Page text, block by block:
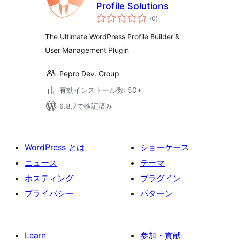
Profile Solutions
(0個
の
価
)
The Ultimate WordPress Profile Builder &
User Management Plugin
Pepro Dev. Group
有効インストール数: 50+
6.8.7で検証済み
WordPress とは
ニュース
ホスティング
プライバシー
ショーケース
テーマ
プラグイン
パターン
Learn
参加・貢献